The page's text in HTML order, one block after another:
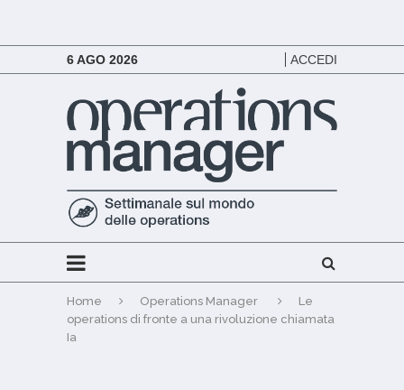
6 AGO 2026 ACCEDI
Home Operations Manager
Le
operations di fronte a una rivoluzione chiamata
Ia